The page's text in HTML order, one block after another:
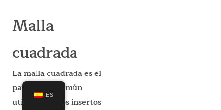
Malla
cuadrada
La malla cuadrada es el
patrón más común
utilizado en los insertos
ES